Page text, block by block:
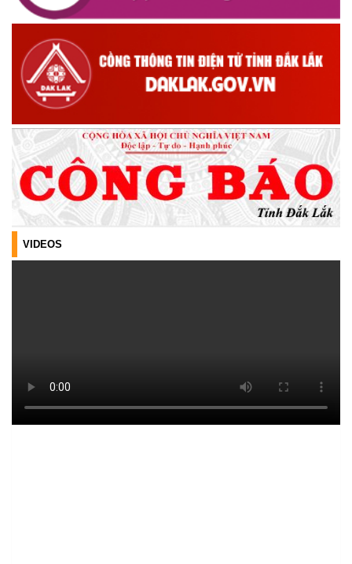
CƯ M’TA
TẬP HUẤN NÂNG CAO KỸ NĂNG TƯ VẤN KHỞI SỰ KINH DOANH
VÀ ĐIỀU HÀNH HOẠT ĐỘNG NHÓM NĂM 2026
(21/07/2026)
ĐẢNG ỦY XÃ CƯ M’TA CÔNG BỐ CÁC QUYẾT ĐỊNH VỀ CÔNG
TÁC CÁN BỘ
(21/07/2026)
ĐIỂM TỰA PHÁT TRIỂN KINH TẾ CỦA THANH NIÊN XÃ CƯ M’TA
(08/07/2026)
VIDEOS